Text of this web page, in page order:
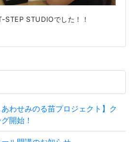
STEP STUDIOでした！！
わせみのる苗プロジェクト】ク
開始！